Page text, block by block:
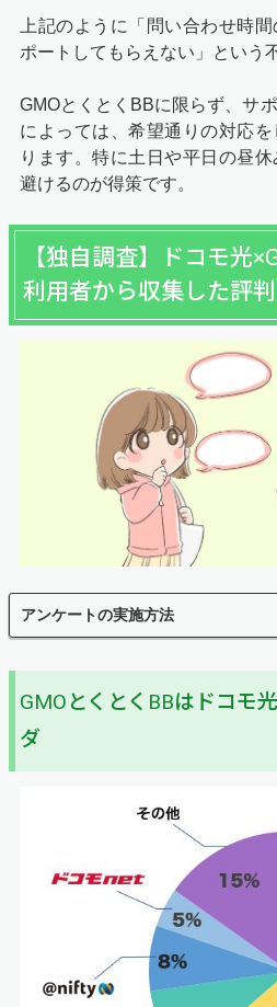
上記のように「問い合わせ時
ポートしてもらえない」という
GMOとくとくBBに限らず、サ
によっては、希望通りの対応
ります。特に土日や平日の昼
避けるのが得策です。
【独自調査】ドコモ光
利用者から収集した評
アンケートの実施方法
GMOとくとくBBはドコモ
ダ